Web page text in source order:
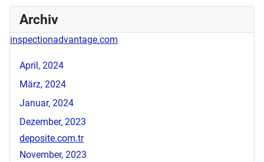
Archiv
inspectionadvantage.com
April, 2024
März, 2024
Januar, 2024
Dezember, 2023
deposite.com.tr
November, 2023